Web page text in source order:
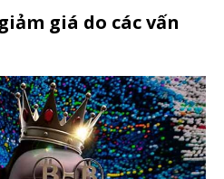
giá do các vấn